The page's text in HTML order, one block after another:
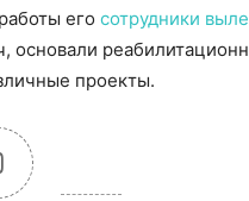
его сотрудники
основали
проекты.